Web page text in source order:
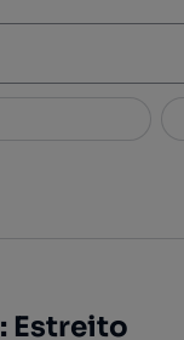
Estreito